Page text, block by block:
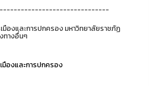
มืองและการปกครอง มหาวิทยาลัยราชภัฏ
ทางอื่นๆ
มืองและการปกครอง